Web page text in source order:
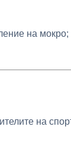
на мокро;
на